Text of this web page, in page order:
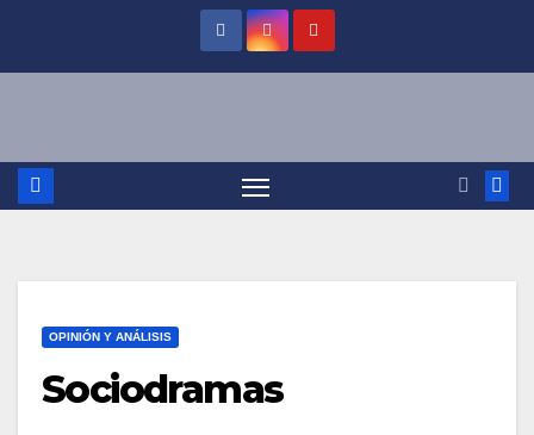
OPINIÓN Y ANÁLISIS
Sociodramas